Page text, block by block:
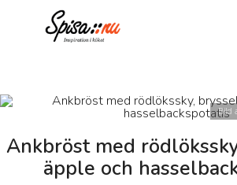
Bild
Ankbröst med
äpple och